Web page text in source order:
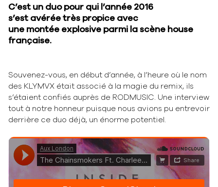
C’est un duo pour qui l’année 2016
s’est avérée très propice avec
une montée explosive parmi la scène house
française.
Souvenez-vous, en début d’année, à l’heure où le nom
des KLYMVX était associé à la magie du remix, ils
s’étaient confiés auprès de RODMUSIC. Une interview
tout à notre honneur puisque nous avions pu entrevoir
derrière ce duo déjà, un énorme potentiel.